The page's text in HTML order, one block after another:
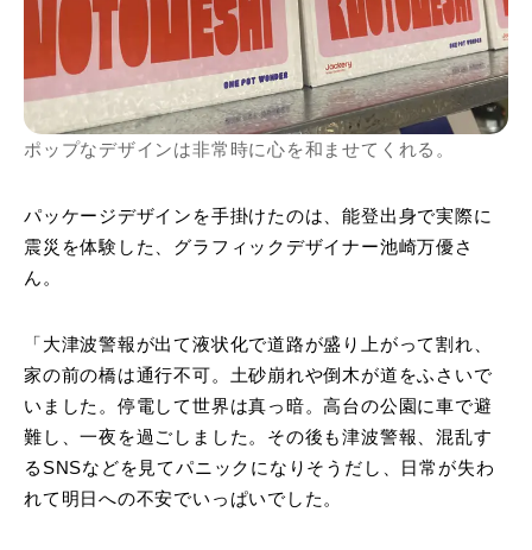
ポップなデザインは非常時に心を和ませてくれる。
パッケージデザインを手掛けたのは、能登出身で実際に
震災を体験した、グラフィックデザイナー池崎万優さ
ん。
「大津波警報が出て液状化で道路が盛り上がって割れ、
家の前の橋は通行不可。土砂崩れや倒木が道をふさいで
いました。停電して世界は真っ暗。高台の公園に車で避
難し、一夜を過ごしました。その後も津波警報、混乱す
るSNSなどを見てパニックになりそうだし、日常が失わ
れて明日への不安でいっぱいでした。